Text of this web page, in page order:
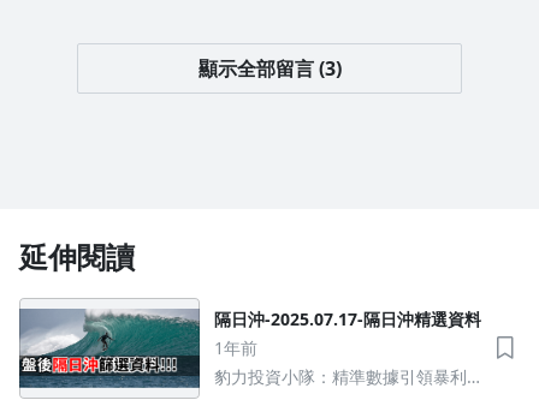
顯示全部留言 (3)
延伸閱讀
隔日沖-2025.07.17-隔日沖精選資料
1年前
豹力投資小隊：精準數據引領暴利